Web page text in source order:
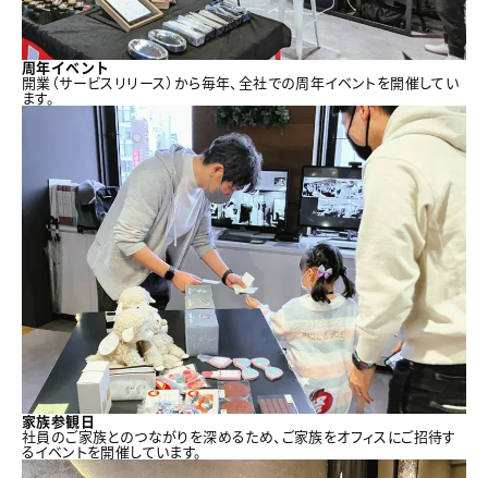
周年イベント
開業（サービスリリース）から毎年、全社での周年イベントを開催してい
ます。
家族参観日
社員のご家族とのつながりを深めるため、ご家族をオフィスにご招待す
るイベントを開催しています。